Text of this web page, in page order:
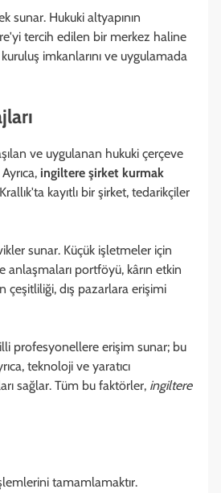
sunar. Hukuki altyapının
tercih edilen bir merkez haline
imkanlarını ve uygulamada
ve uygulanan hukuki çerçeve
ingiltere şirket kurmak
kayıtlı bir şirket, tedarikçiler
sunar. Küçük işletmeler için
portföyü, kârın etkin
çeşitliliği, dış pazarlara erişimi
profesyonellere erişim sunar; bu
teknoloji ve yaratıcı
sağlar. Tüm bu faktörler, ingiltere
tamamlamaktır.